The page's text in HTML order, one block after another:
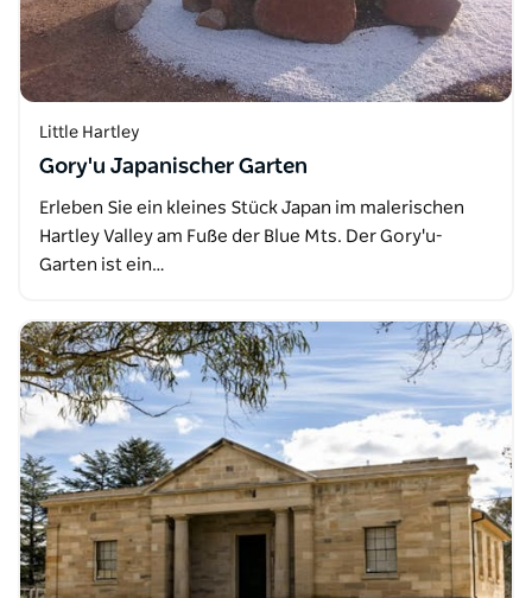
Little Hartley
Gory'u Japanischer Garten
Erleben Sie ein kleines Stück Japan im malerischen
Hartley Valley am Fuße der Blue Mts. Der Gory'u-
Garten ist ein…